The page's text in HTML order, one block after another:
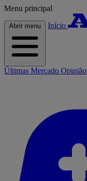
Menu principal
Abrir menu Início
Últimas Mercado Opinião